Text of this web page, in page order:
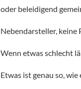
oder beleidigend
Nebendarsteller, keine
Wenn etwas schlecht
Etwas ist genau so, wie